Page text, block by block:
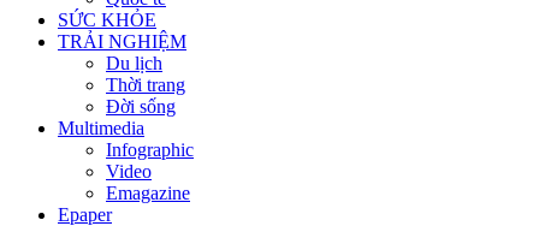
SỨC KHỎE
TRẢI NGHIỆM
Du lịch
Thời trang
Đời sống
Multimedia
Infographic
Video
Emagazine
Epaper